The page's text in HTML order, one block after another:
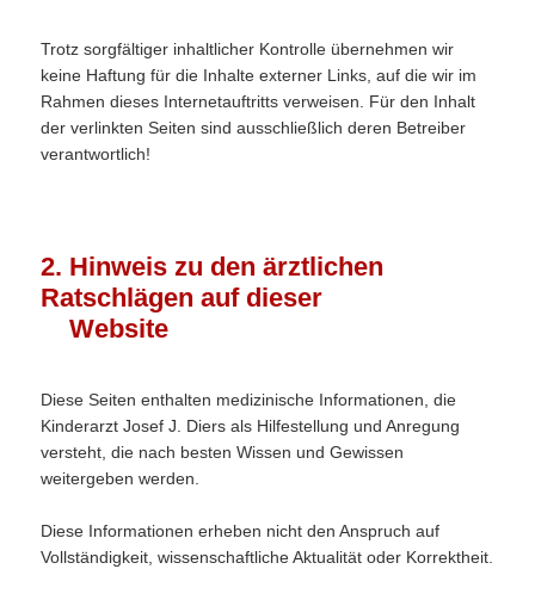
Trotz sorgfältiger inhaltlicher Kontrolle übernehmen wir
keine Haftung für die Inhalte externer Links, auf die wir im
Rahmen dieses Internetauftritts verweisen. Für den Inhalt
der verlinkten Seiten sind ausschließlich deren Betreiber
verantwortlich!
2. Hinweis zu den ärztlichen
Ratschlägen auf dieser
Website
Diese Seiten enthalten medizinische Informationen, die
Kinderarzt Josef J. Diers als Hilfestellung und Anregung
versteht, die nach besten Wissen und Gewissen
weitergeben werden.
Diese Informationen erheben nicht den Anspruch auf
Vollständigkeit, wissenschaftliche Aktualität oder Korrektheit.